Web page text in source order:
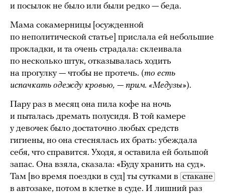
и посылок не было или были редко — беда.
Мама сокамерницы [осужденной
по неполитической статье] прислала ей небольшие
прокладки, и та очень страдала: склеивала
по несколько штук, отказывалась ходить
на прогулку — чтобы не протечь. (то есть
испачкать одежду кровью, — прим. «Медузы»).
Пару раз в месяц она пила кофе на ночь
и пыталась дремать полусидя. В той камере
у девочек было достаточно любых средств
гигиены, но она стеснялась их брать: убеждала
себя, что справится. Уходя, я оставила ей большой
запас. Она взяла, сказала: «Буду хранить на суд».
Там [во время поездки в суд] ты сутками в стакане
в автозаке, потом в клетке в суде. И лишний раз